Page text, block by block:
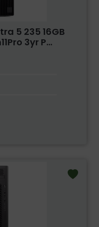
5 235 16GB
3yr P...